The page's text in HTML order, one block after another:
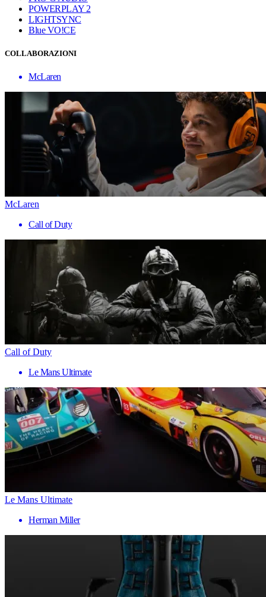
POWERPLAY 2
LIGHTSYNC
Blue VO!CE
COLLABORAZIONI
McLaren
McLaren
Call of Duty
Call of Duty
Le Mans Ultimate
Le Mans Ultimate
Herman Miller